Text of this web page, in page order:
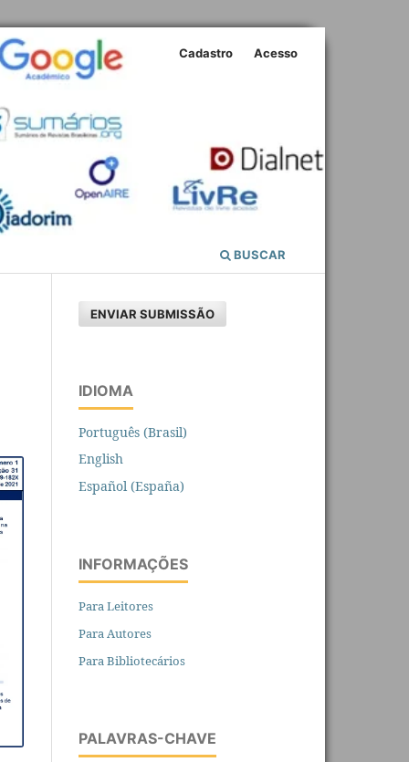
BUSCAR
Cadastro Acesso
ENVIAR SUBMISSÃO
IDIOMA
Português (Brasil)
English
Español (España)
INFORMAÇÕES
Para Leitores
Para Autores
Para Bibliotecários
PALAVRAS-CHAVE